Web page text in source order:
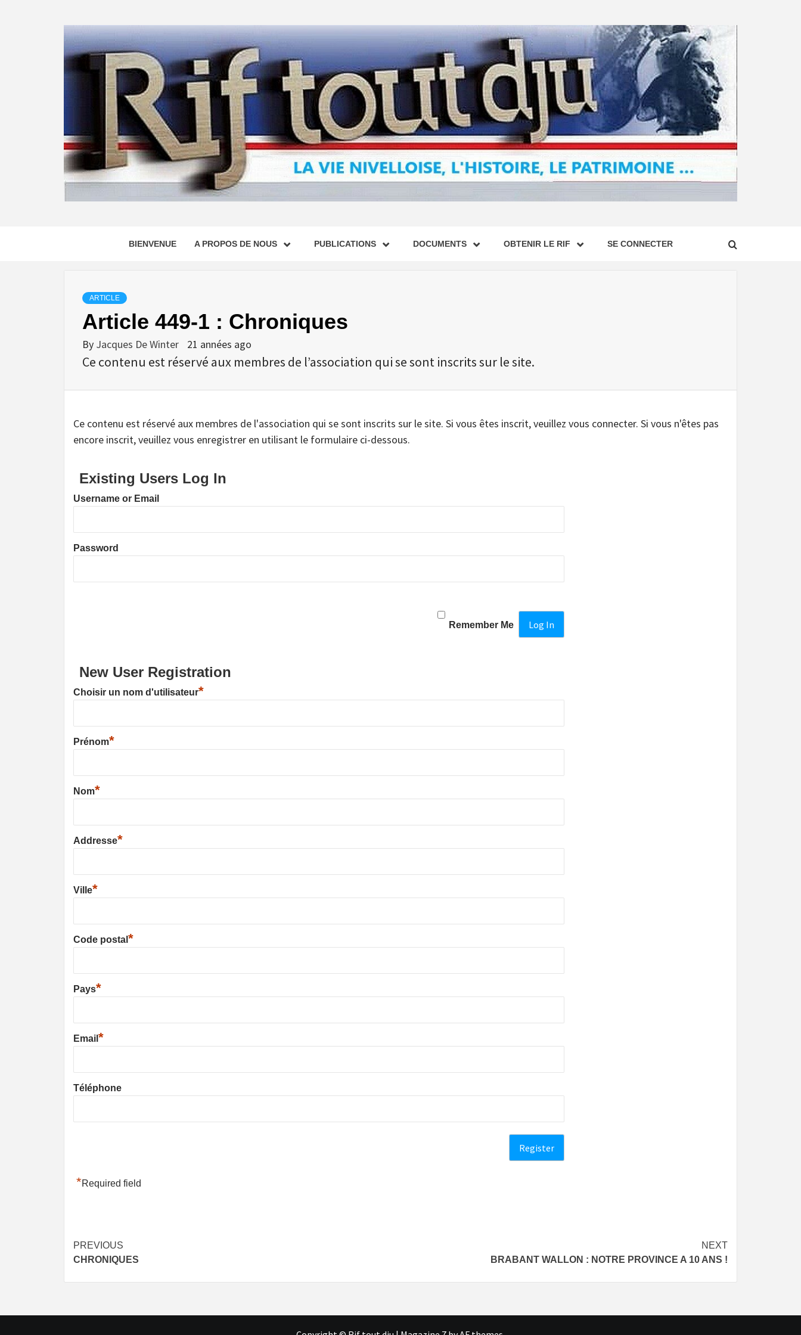
BIENVENUE A PROPOS DE NOUS PUBLICATIONS DOCUMENTS OBTENIR LE RIF SE CONNECTER
ARTICLE
Article 449-1 : Chroniques
By Jacques De Winter 21 années ago
Ce contenu est réservé aux membres de l’association qui se sont inscrits sur le site.
Ce contenu est réservé aux membres de l'association qui se sont inscrits sur le site. Si vous êtes inscrit, veuillez vous connecter. Si vous n'êtes pas
encore inscrit, veuillez vous enregistrer en utilisant le formulaire ci-dessous.
Existing Users Log In
Username or Email
Password
Remember Me
New User Registration
Choisir un nom d'utilisateur*
Prénom*
Nom*
Addresse*
Ville*
Code postal *
Pays*
Email *
Téléphone
*Required field
Post
navigation
PREVIOUS
CHRONIQUES
NEXT
BRABANT WALLON : NOTRE PROVINCE A 10 ANS !